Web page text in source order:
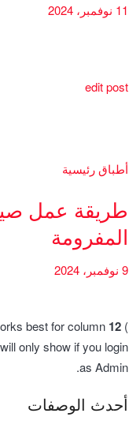
11 نوفمبر، 2024
edit post
أطباق رئيسية
طريقة عمل
المفرومة
9 نوفمبر، 2024
best for column 12 (
only show if you login
as Admin.
أحدث الوصفات